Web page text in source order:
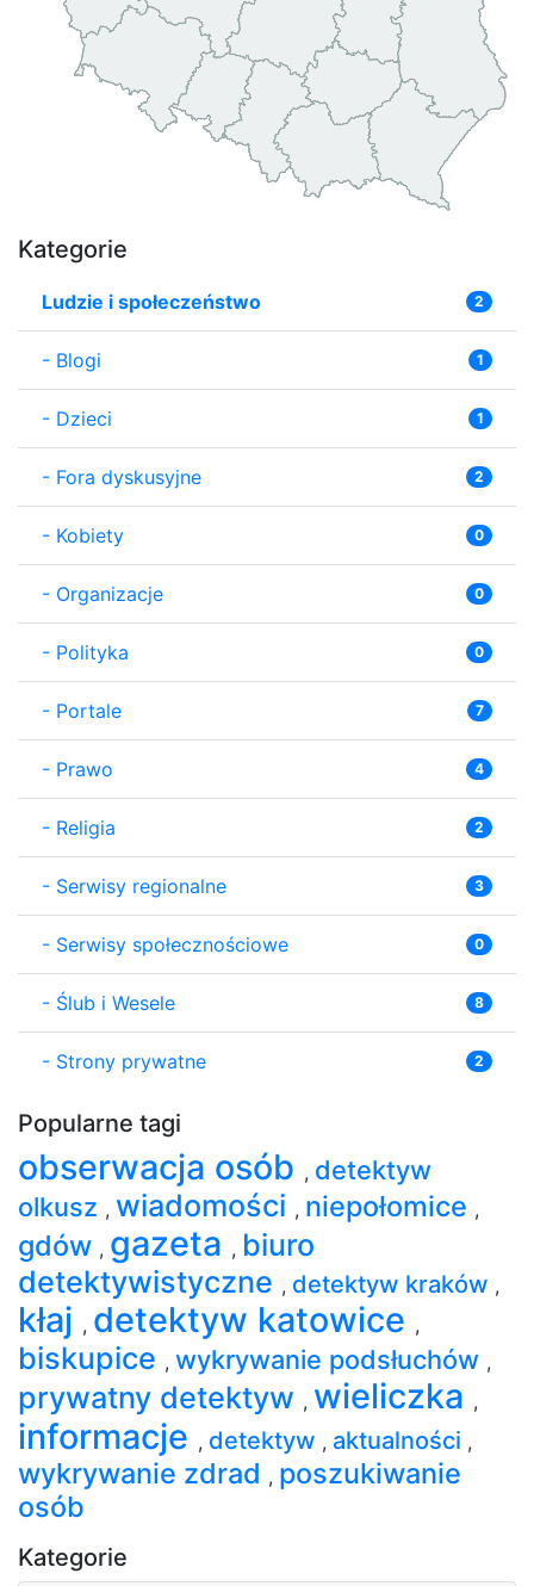
Kategorie
Ludzie i społeczeństwo 2
- Blogi 1
- Dzieci 1
- Fora dyskusyjne 2
- Kobiety 0
- Organizacje 0
- Polityka 0
- Portale 7
- Prawo 4
- Religia 2
- Serwisy regionalne 3
- Serwisy społecznościowe 0
- Ślub i Wesele 8
- Strony prywatne 2
Popularne tagi
obserwacja osób , detektyw
olkusz , wiadomości , niepołomice ,
gdów , gazeta , biuro
detektywistyczne , detektyw kraków ,
kłaj , detektyw katowice ,
biskupice , wykrywanie podsłuchów ,
prywatny detektyw , wieliczka ,
informacje , detektyw , aktualności ,
wykrywanie zdrad , poszukiwanie
osób
Kategorie